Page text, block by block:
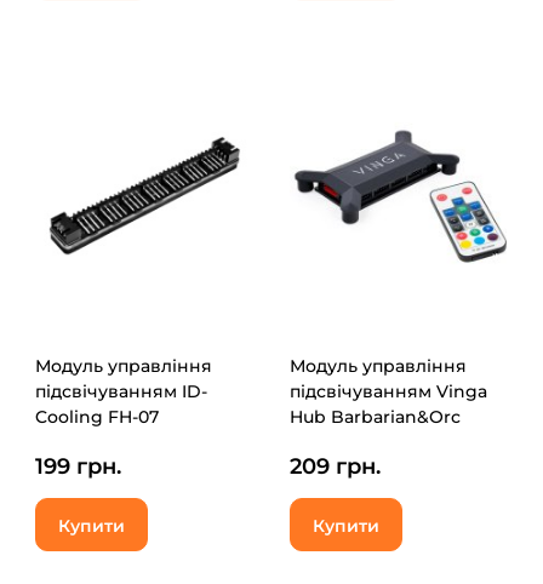
Модуль управління
підсвічуванням ID-
Cooling FH-07
199 грн.
Купити
Модуль управління
підсвічуванням Vinga
Hub Barbarian&Orc
209 грн.
Купити